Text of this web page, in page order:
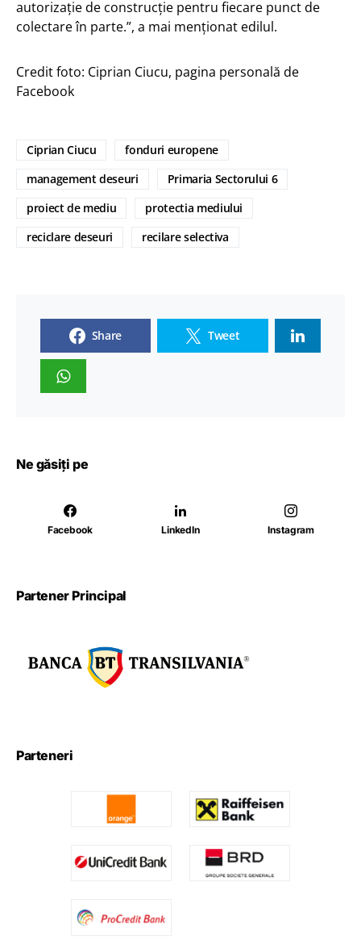
autorizație de construcție pentru fiecare punct de
colectare în parte.”, a mai menționat edilul.
Credit foto: Ciprian Ciucu, pagina personală de
Facebook
Ciprian Ciucu
fonduri europene
management deseuri
Primaria Sectorului 6
proiect de mediu
protectia mediului
reciclare deseuri
recilare selectiva
Share Tweet
Ne găsiți pe
Facebook LinkedIn Instagram
Partener Principal
Parteneri